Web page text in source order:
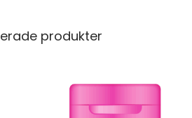
produkter